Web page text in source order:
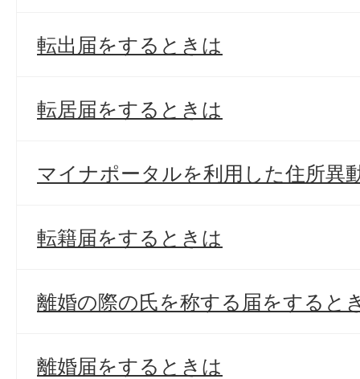
転出届をするときは
転居届をするときは
マイナポータルを利用した住所異
転籍届をするときは
離婚の際の氏を称する届をすると
離婚届をするときは